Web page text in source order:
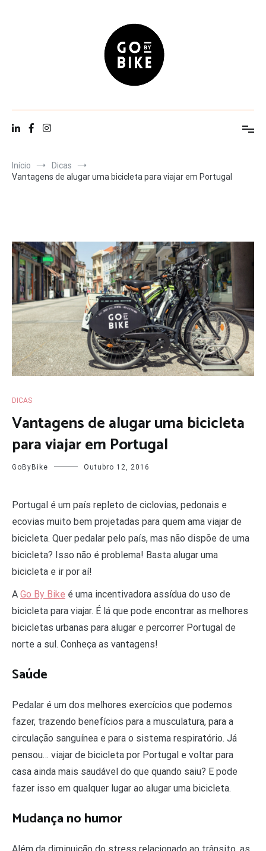
Go By Bike
Início
Dicas
Vantagens de alugar uma bicicleta para viajar em Portugal
DICAS
Vantagens de alugar uma bicicleta
para viajar em Portugal
GoByBike Outubro 12, 2016
Portugal é um país repleto de ciclovias, pedonais e
ecovias muito bem projetadas para quem ama viajar de
bicicleta. Quer pedalar pelo país, mas não dispõe de uma
bicicleta? Isso não é problema! Basta alugar uma
bicicleta e ir por aí!
A Go By Bike é uma incentivadora assídua do uso de
bicicleta para viajar. É lá que pode encontrar as melhores
bicicletas urbanas para alugar e percorrer Portugal de
norte a sul. Conheça as vantagens!
Saúde
Pedalar é um dos melhores exercícios que podemos
fazer, trazendo benefícios para a musculatura, para a
circulação sanguínea e para o sistema respiratório. Já
pensou… viajar de bicicleta por Portugal e voltar para
casa ainda mais saudável do que quando saiu? E pode
fazer isso em qualquer lugar ao alugar uma bicicleta.
Mudança no humor